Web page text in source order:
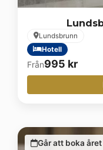
Lundsbrunn
Hotell
Från995 kr
Går att boka